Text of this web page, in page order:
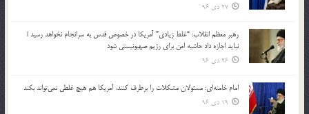
27 دی 96
رهبر معظم انقلاب: “غلط زیادی” آمریکا در خصوص قدس به سرانجام نخواهد رسید |
نباید اجازه داد حاشیه امن برای رژیم صهیونیستی شود
26 دی 96
امام خامنه‌ای: مسئولان مشکلات را برطرف کنند، آمریکا هم هیچ غلطی نمی‌تواند بکند
19 دی 96